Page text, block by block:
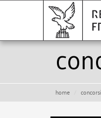
home concorsi